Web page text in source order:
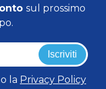
sul prossimo
Iscriviti
la Privacy Policy